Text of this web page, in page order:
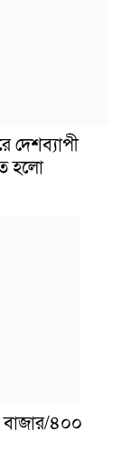
দেশব্যাপী
হলো
বাজার/৪০০